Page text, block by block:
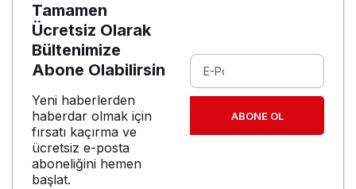
Tamamen
Ücretsiz Olarak
Bültenimize
Abone Olabilirsin
Yeni haberlerden
haberdar olmak için
fırsatı kaçırma ve
ücretsiz e-posta
aboneliğini hemen
başlat.
ABONE OL